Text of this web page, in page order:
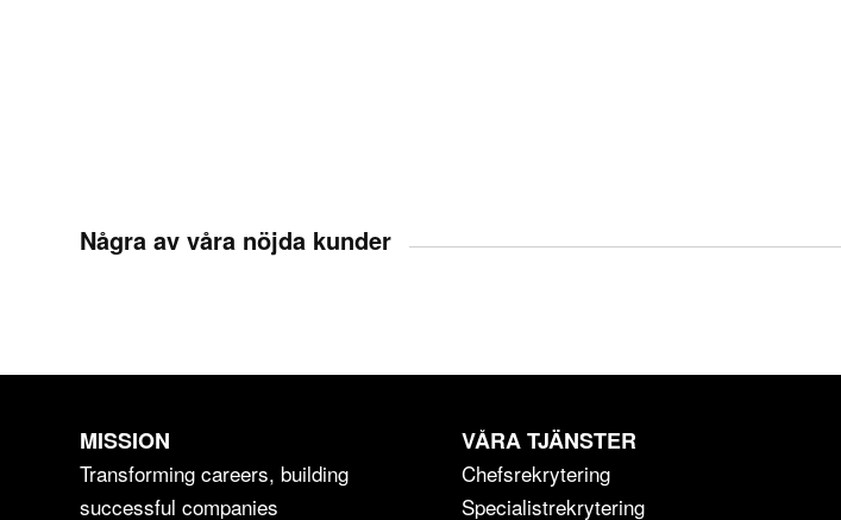
Några av våra nöjda kunder
MISSION
Transforming careers, building
successful companies
VÅRA TJÄNSTER
Chefsrekrytering
Specialistrekrytering